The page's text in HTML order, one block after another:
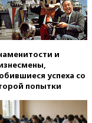
работу
в
2022
и
успеха со
попытки